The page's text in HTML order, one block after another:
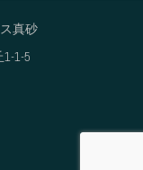
真砂
1-5